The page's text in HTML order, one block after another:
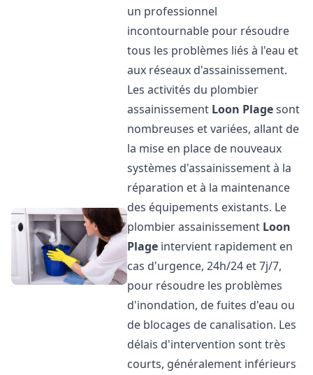
un professionnel
incontournable pour résoudre
tous les problèmes liés à l'eau et
aux réseaux d'assainissement.
Les activités du plombier
assainissement Loon Plagesont
nombreuses et variées, allant de
la mise en place de nouveaux
systèmes d'assainissement à la
réparation et à la maintenance
des équipements existants. Le
plombier assainissement Loon
Plage intervient rapidement en
cas d'urgence, 24h/24 et 7j/7,
pour résoudre les problèmes
d'inondation, de fuites d'eau ou
de blocages de canalisation. Les
délais d'intervention sont très
courts, généralement inférieurs